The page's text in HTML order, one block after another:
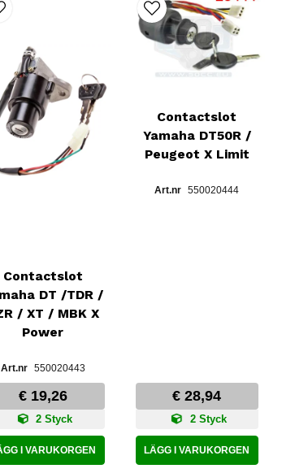
Contactslot
DT /TDR /
/ XT / MBK X
Power
550020443
€ 19,26
2 Styck
I VARUKORGEN
Contactslot
Yamaha DT50R /
Peugeot X Limit
550020444
€ 28,94
2 Styck
LÄGG I VARUKORGEN